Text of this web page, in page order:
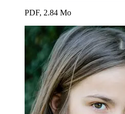
PDF, 2.84 Mo